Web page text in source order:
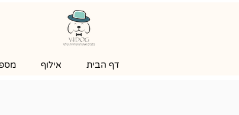
דף הבית אילוף